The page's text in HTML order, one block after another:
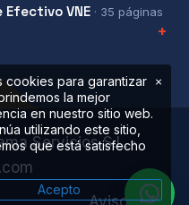
VNE · 35 páginas
Servicios S.L. ·
×
cookies para garantizar
la mejor
en nuestro sitio web.
utilizando este sitio,
que está satisfecho
Acepto